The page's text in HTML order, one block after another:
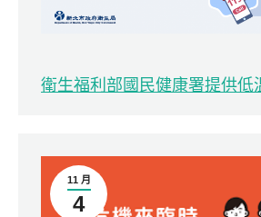
衛生福利部國民健康署提供低
11 月
4